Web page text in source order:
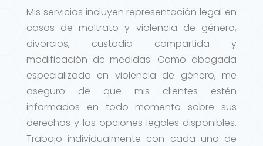
Mis servicios incluyen representación legal en
casos de maltrato y violencia de género,
divorcios, custodia compartida y
modificación de medidas. Como abogada
especializada en violencia de género, me
aseguro de que mis clientes estén
informados en todo momento sobre sus
derechos y las opciones legales disponibles.
Trabajo individualmente con cada uno de